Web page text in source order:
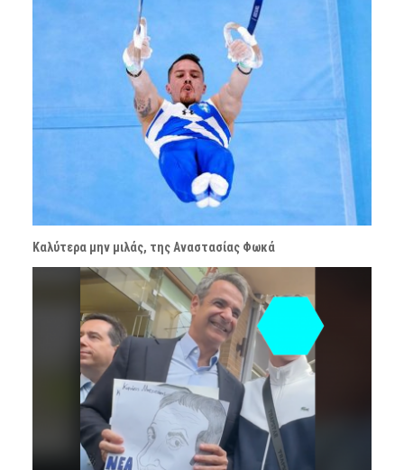
Καλύτερα μην μιλάς, της Αναστασίας Φωκά